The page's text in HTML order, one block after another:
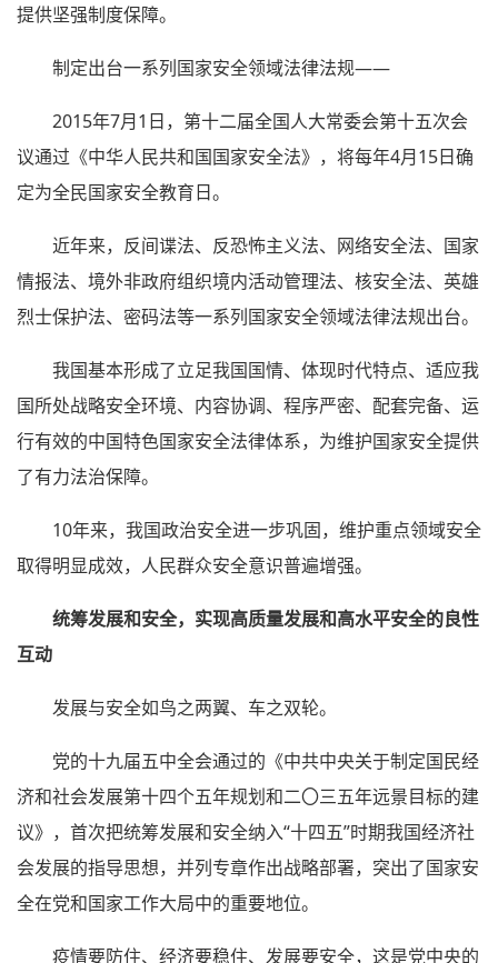
提供坚强制度保障。
制定出台一系列国家安全领域法律法规——
2015年7月1日，第十二届全国人大常委会第十五次会
议通过《中华人民共和国国家安全法》，将每年4月15日确
定为全民国家安全教育日。
近年来，反间谍法、反恐怖主义法、网络安全法、国家
情报法、境外非政府组织境内活动管理法、核安全法、英雄
烈士保护法、密码法等一系列国家安全领域法律法规出台。
我国基本形成了立足我国国情、体现时代特点、适应我
国所处战略安全环境、内容协调、程序严密、配套完备、运
行有效的中国特色国家安全法律体系，为维护国家安全提供
了有力法治保障。
10年来，我国政治安全进一步巩固，维护重点领域安全
取得明显成效，人民群众安全意识普遍增强。
统筹发展和安全，实现高质量发展和高水平安全的良性
互动
发展与安全如鸟之两翼、车之双轮。
党的十九届五中全会通过的《中共中央关于制定国民经
济和社会发展第十四个五年规划和二〇三五年远景目标的建
议》，首次把统筹发展和安全纳入“十四五”时期我国经济社
会发展的指导思想，并列专章作出战略部署，突出了国家安
全在党和国家工作大局中的重要地位。
疫情要防住、经济要稳住、发展要安全，这是党中央的